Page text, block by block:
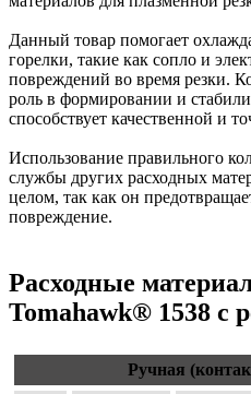
Данный товар помогает
горелки, такие как сопло и
повреждений во время резки.
роль в формировании и
способствует качественной и
Использование правильного
службы других расходных
целом, так как он
повреждение.
Расходные
Tomahawk® 1538 с
Ручная